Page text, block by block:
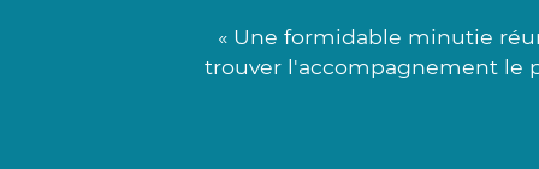
« Une formidable minutie
trouver l'accompagnement le